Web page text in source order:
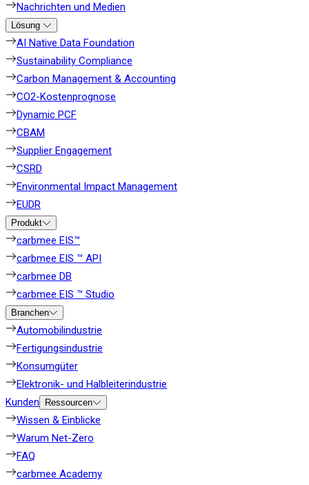
Nachrichten und Medien
Lösung
AI Native Data Foundation
Sustainability Compliance
Carbon Management & Accounting
CO2-Kostenprognose
Dynamic PCF
CBAM
Supplier Engagement
CSRD
Environmental Impact Management
EUDR
Produkt
carbmee EIS™
carbmee EIS ™ API
carbmee DB
carbmee EIS ™ Studio
Branchen
Automobilindustrie
Fertigungsindustrie
Konsumgüter
Elektronik- und Halbleiterindustrie
Kunden
Ressourcen
Wissen & Einblicke
Warum Net-Zero
FAQ
carbmee Academy